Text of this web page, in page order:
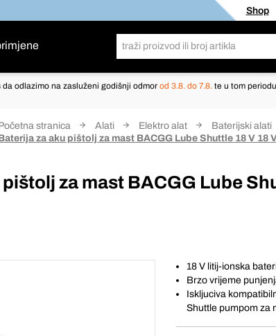
Shop
odlazimo na zasluženi godišnji odmor od 3.8. do 7.8. te u tom
stranica Alati Elektro alat Baterijski alati
za aku pištolj za mast BACGG Lube Shuttle 18 V 18
za mast BACGG Lube
18 V litij-ionska
Brzo vrijeme
Iskljuciva
Shuttle pumpom za